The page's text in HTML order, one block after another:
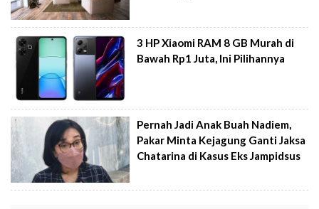
3 HP Xiaomi RAM 8 GB Murah di
Bawah Rp1 Juta, Ini Pilihannya
Pernah Jadi Anak Buah Nadiem,
Pakar Minta Kejagung Ganti Jaksa
Chatarina di Kasus Eks Jampidsus